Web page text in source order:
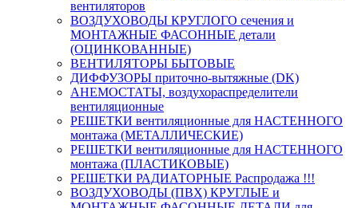
вентиляторов
ВОЗДУХОВОДЫ КРУГЛОГО сечения и
МОНТАЖНЫЕ ФАСОННЫЕ детали
(ОЦИНКОВАННЫЕ)
ВЕНТИЛЯТОРЫ БЫТОВЫЕ
ДИФФУЗОРЫ приточно-вытяжные (DK)
АНЕМОСТАТЫ, воздухораспределители
вентиляционные
РЕШЕТКИ вентиляционные для НАСТЕННОГО
монтажа (МЕТАЛЛИЧЕСКИЕ)
РЕШЕТКИ вентиляционные для НАСТЕННОГО
монтажа (ПЛАСТИКОВЫЕ)
РЕШЕТКИ РАДИАТОРНЫЕ Распродажа !!!
ВОЗДУХОВОДЫ (ПВХ) КРУГЛЫЕ и